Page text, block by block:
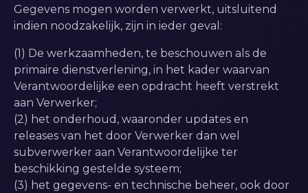
Gegevens mogen worden verwerkt, uitsluitend
indien noodzakelijk, zijn in ieder geval:
(1) De werkzaamheden, te beschouwen als de
primaire dienstverlening, in het kader waarvan
Verantwoordelijke een opdracht heeft verstrekt
aan Verwerker;
(2) het onderhoud, waaronder updates en
releases van het door Verwerker dan wel
subverwerker aan Verantwoordelijke ter
beschikking gestelde systeem;
(3) het gegevens- en technische beheer, ook door